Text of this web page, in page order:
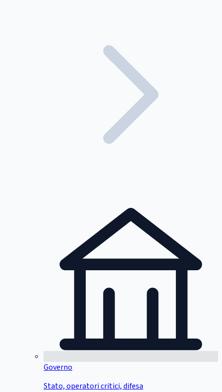
Governo
Stato, operatori critici, difesa